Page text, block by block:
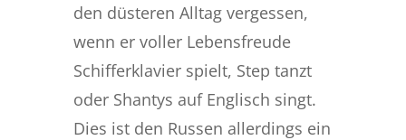
den düsteren Alltag vergessen,
wenn er voller Lebensfreude
Schifferklavier spielt, Step tanzt
oder Shantys auf Englisch singt.
Dies ist den Russen allerdings ein